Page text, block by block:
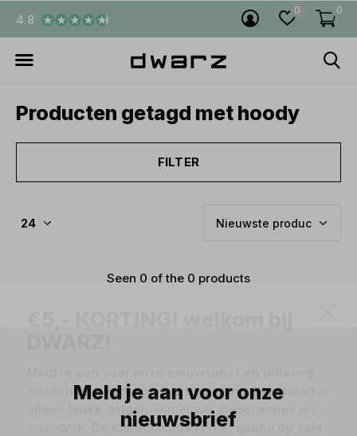
meteen €5,- korting op je bestelling. We sturen je
alleen leuke dingen -> nieuwe drops, acties en
inspiratie. De kortingscode is niet geldig op sale!
0 0
4.8
Producten getagd met hoody
FILTER
Seen 0 of the 0 products
Meld je aan voor onze
nieuwsbrief